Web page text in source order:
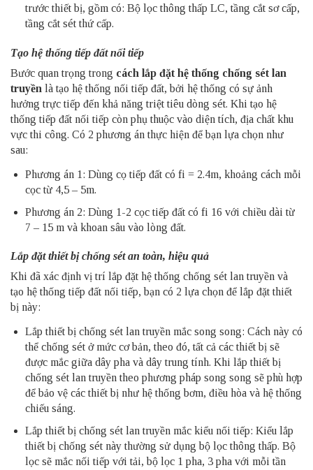
trước thiết bị, gồm có: Bộ lọc thông thấp LC, tầng cắt sơ cấp,
tầng cắt sét thứ cấp.
Tạo hệ thống tiếp đất nối tiếp
Bước quan trọng trong cách lắp đặt hệ thống chống sét lan
truyền là tạo hệ thống nối tiếp đất, bởi hệ thống có sự ảnh
hưởng trực tiếp đến khả năng triệt tiêu dòng sét. Khi tạo hệ
thống tiếp đất nối tiếp còn phụ thuộc vào diện tích, địa chất khu
vực thi công. Có 2 phương án thực hiện để bạn lựa chọn như
sau:
Phương án 1: Dùng cọ tiếp đất có fi = 2.4m, khoảng cách mỗi
cọc từ 4,5 – 5m.
Phương án 2: Dùng 1-2 cọc tiếp đất có fi 16 với chiều dài từ
7 – 15 m và khoan sâu vào lòng đất.
Lắp đặt thiết bị chống sét an toàn, hiệu quả
Khi đã xác định vị trí lắp đặt hệ thống chống sét lan truyền và
tạo hệ thống tiếp đất nối tiếp, bạn có 2 lựa chọn để lắp đặt thiết
bị này:
Lắp thiết bị chống sét lan truyền mắc song song: Cách này có
thể chống sét ở mức cơ bản, theo đó, tất cả các thiết bị sẽ
được mắc giữa dây pha và dây trung tính. Khi lắp thiết bị
chống sét lan truyền theo phương pháp song song sẽ phù hợp
để bảo vệ các thiết bị như hệ thống bơm, điều hòa và hệ thống
chiếu sáng.
Lắp thiết bị chống sét lan truyền mắc kiểu nối tiếp: Kiểu lắp
thiết bị chống sét này thường sử dụng bộ lọc thông thấp. Bộ
lọc sẽ mắc nối tiếp với tải, bộ lọc 1 pha, 3 pha với mỗi tần